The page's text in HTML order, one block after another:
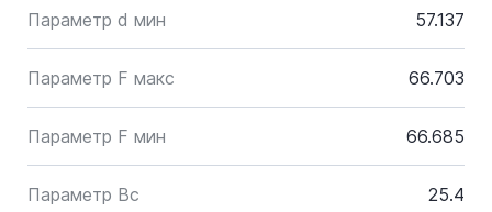
Параметр d мин 57.137
Параметр F макс 66.703
Параметр F мин 66.685
Параметр Bc 25.4